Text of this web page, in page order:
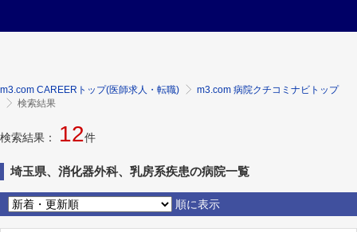
m3.com CAREERトップ(医師求人・転職)
m3.com 病院クチコミナビトップ
検索結果
検索結果： 12件
埼玉県、消化器外科、乳房系疾患の病院一覧
順に表示